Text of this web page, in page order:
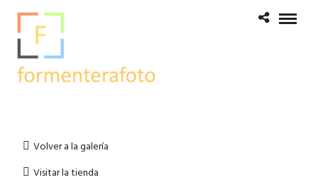
Volver a la galería
Visitar la tienda